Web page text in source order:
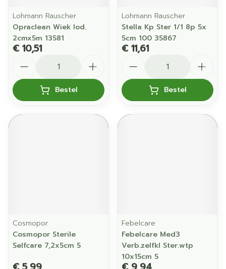
Lohmann Rauscher
Opraclean Wiek Iod.
2cmx5m 13581
€ 10,51
Bestel
Lohmann Rauscher
Stella Kp Ster 1/1 8p 5x
5cm 100 35867
€ 11,61
Bestel
Cosmopor
Cosmopor Sterile
Selfcare 7,2x5cm 5
Febelcare
Febelcare Med3
Verb.zelfkl Ster.wtp
10x15cm 5